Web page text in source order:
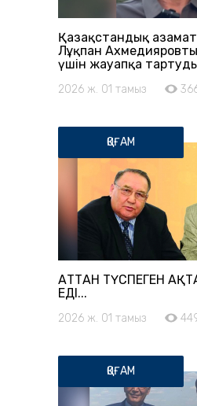
Қазақстандық
Лұқпан
үшін жауапқа
2026 ж. 01 тамыз
ҚОҒАМ
АТТАН ТҮСПЕГЕН
ЕДІ...
2026 ж. 01 тамыз
ҚОҒАМ